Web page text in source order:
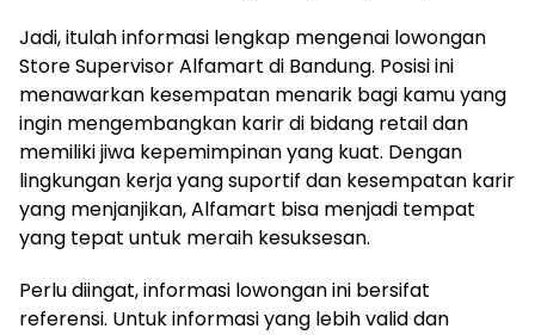
Jadi, itulah informasi lengkap mengenai lowongan
Store Supervisor Alfamart di Bandung. Posisi ini
menawarkan kesempatan menarik bagi kamu yang
ingin mengembangkan karir di bidang retail dan
memiliki jiwa kepemimpinan yang kuat. Dengan
lingkungan kerja yang suportif dan kesempatan karir
yang menjanjikan, Alfamart bisa menjadi tempat
yang tepat untuk meraih kesuksesan.
Perlu diingat, informasi lowongan ini bersifat
referensi. Untuk informasi yang lebih valid dan